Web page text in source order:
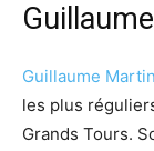
Guillaume Martin
les plus
Grands Tours.